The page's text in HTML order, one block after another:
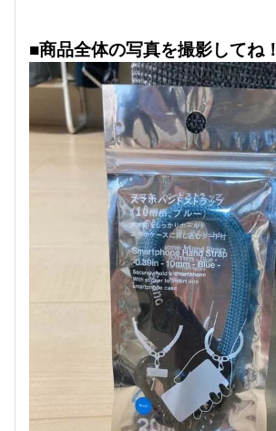
■商品全体の写真を撮影してね！